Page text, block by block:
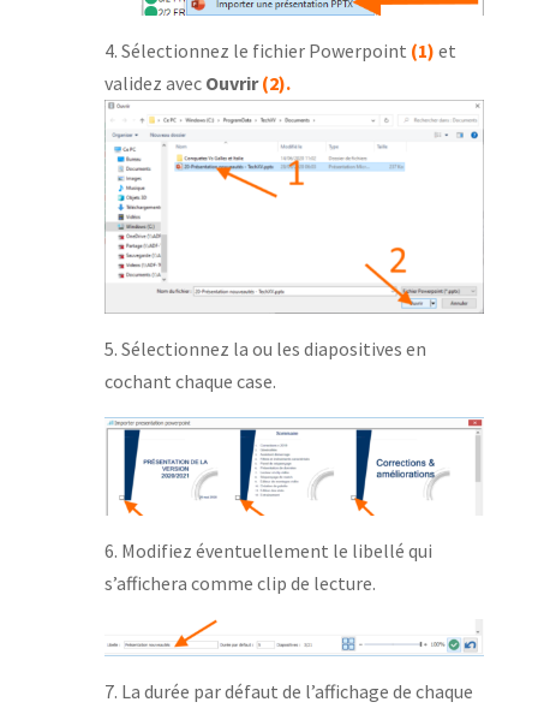
4. Sélectionnez le fichier Powerpoint (1) et
validez avec Ouvrir(2).
5. Sélectionnez la ou les diapositives en
cochant chaque case.
6. Modifiez éventuellement le libellé qui
s’affichera comme clip de lecture.
7. La durée par défaut de l’affichage de chaque